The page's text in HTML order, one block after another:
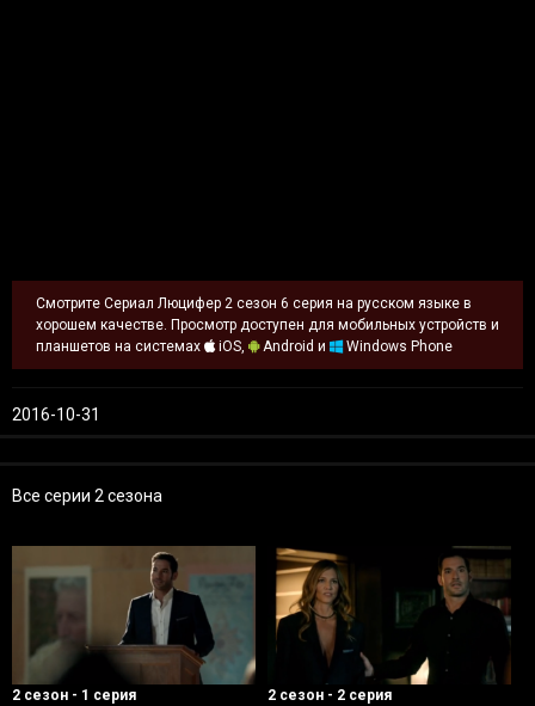
Смотрите Сериал Люцифер 2 сезон 6 серия на русском языке в
хорошем качестве. Просмотр доступен для мобильных устройств и
планшетов на системах
iOS, Android и Windows Phone
2016-10-31
Все серии 2 сезона
2 сезон - 1 серия
2 сезон - 2 серия